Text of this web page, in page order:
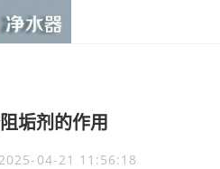
垢剂的作用
2025-04-21 11:56:18